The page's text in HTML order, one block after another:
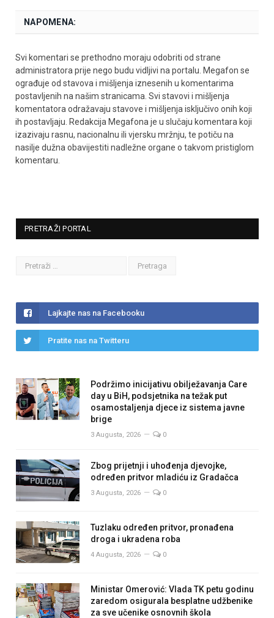
NAPOMENA:
Svi komentari se prethodno moraju odobriti od strane
administratora prije nego budu vidljivi na portalu. Megafon se
ograđuje od stavova i mišljenja iznesenih u komentarima
postavljenih na našim stranicama. Svi stavovi i mišljenja
komentatora odražavaju stavove i mišljenja isključivo onih koji
ih postavljaju. Redakcija Megafona je u slučaju komentara koji
izazivaju rasnu, nacionalnu ili vjersku mržnju, te potiču na
nasilje dužna obavijestiti nadležne organe o takvom pristiglom
komentaru.
PRETRAŽI PORTAL
Lajkajte nas na Facebooku
Pratite nas na Twitteru
Podržimo inicijativu obilježavanja Care
day u BiH, podsjetnika na težak put
osamostaljenja djece iz sistema javne
brige
3 Augusta, 2026 0
Zbog prijetnji i uhođenja djevojke,
određen pritvor mladiću iz Gradačca
3 Augusta, 2026 0
Tuzlaku određen pritvor, pronađena
droga i ukradena roba
4 Augusta, 2026 0
Ministar Omerović: Vlada TK petu godinu
zaredom osigurala besplatne udžbenike
za sve učenike osnovnih škola